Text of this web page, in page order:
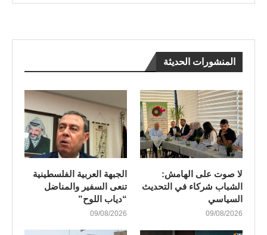
المنشورات الحديثة
لا صوت على الهامش:
الشباب شركاء في التحديث
السياسي
09/08/2026
الجبهة العربية الفلسطينية
تنعى السفير والمناضل
“دياب اللوح”
09/08/2026